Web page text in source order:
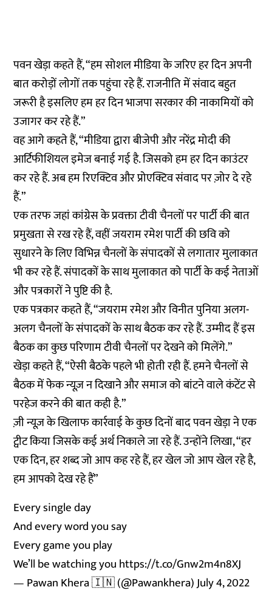
पवन खेड़ा कहते हैं, “हम सोशल मीडिया के जरिए हर दिन अपनी
बात करोड़ों लोगों तक पहुंचा रहे हैं. राजनीति में संवाद बहुत
जरूरी है इसलिए हम हर दिन भाजपा सरकार की नाकामियों को
उजागर कर रहे हैं.”
वह आगे कहते हैं, “मीडिया द्वारा बीजेपी और नरेंद्र मोदी की
आर्टिफीशियल इमेज बनाई गई है. जिसको हम हर दिन काउंटर
कर रहे हैं. अब हम रिएक्टिव और प्रोएक्टिव संवाद पर ज़ोर दे रहे
हैं.”
एक तरफ जहां कांग्रेस के प्रवक्ता टीवी चैनलों पर पार्टी की बात
प्रमुखता से रख रहे हैं, वहीं जयराम रमेश पार्टी की छवि को
सुधारने के लिए विभिन्न चैनलों के संपादकों से लगातार मुलाकात
भी कर रहे हैं. संपादकों के साथ मुलाकात को पार्टी के कई नेताओं
और पत्रकारों ने पुष्टि की है.
एक पत्रकार कहते हैं, “जयराम रमेश और विनीत पुनिया अलग-
अलग चैनलों के संपादकों के साथ बैठक कर रहे हैं. उम्मीद हैं इस
बैठक का कुछ परिणाम टीवी चैनलों पर देखने को मिलेंगे.”
खेड़ा कहते हैं, “ऐसी बैठके पहले भी होती रही हैं. हमने चैनलों से
बैठक में फेक न्यूज़ न दिखाने और समाज को बांटने वाले कंटेंट से
परहेज करने की बात कही है.”
ज़ी न्यूज़ के खिलाफ कार्रवाई के कुछ दिनों बाद पवन खेड़ा ने एक
ट्वीट किया जिसके कई अर्थ निकाले जा रहे हैं. उन्होंने लिखा, “हर
एक दिन, हर शब्द जो आप कह रहे हैं, हर खेल जो आप खेल रहे है,
हम आपको देख रहे हैं”
Every single day
And every word you say
Every game you play
We’ll be watching youhttps://t.co/Gnw2m4n8XJ
— Pawan Khera 🇮🇳 (@Pawankhera)July 4, 2022